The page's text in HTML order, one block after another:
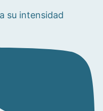
su intensidad